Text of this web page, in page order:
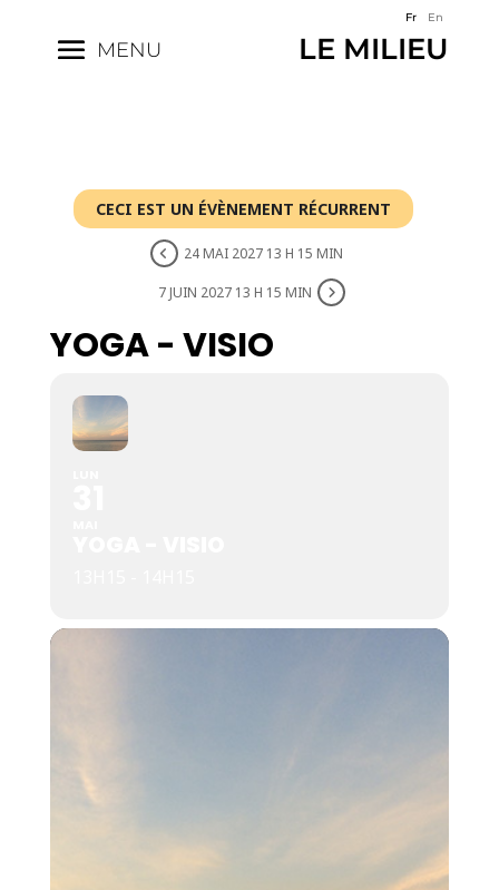
Fr En
LE MILIEU
MENU
CECI EST UN ÉVÈNEMENT RÉCURRENT
24 MAI 2027 13 H 15 MIN
7 JUIN 2027 13 H 15 MIN
YOGA - VISIO